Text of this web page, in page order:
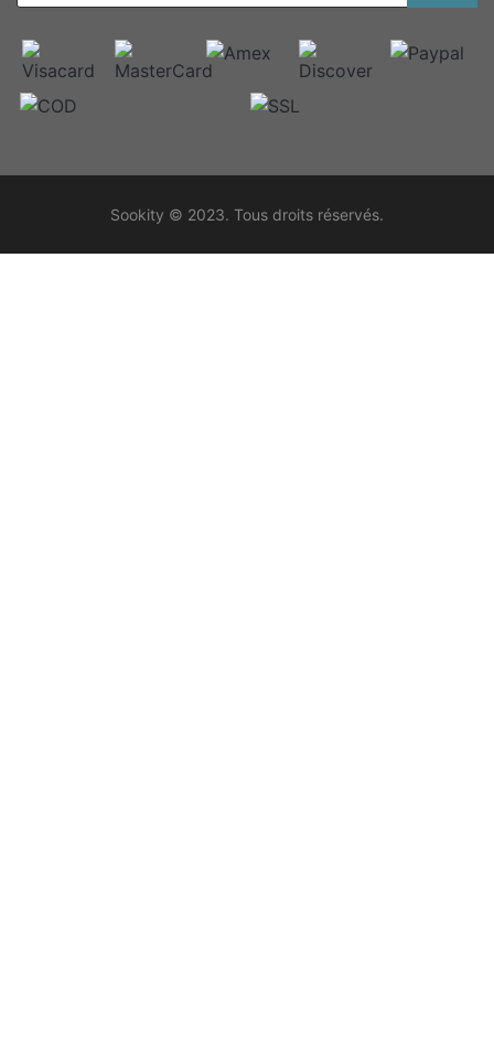
Sookity © 2023. Tous droits réservés.